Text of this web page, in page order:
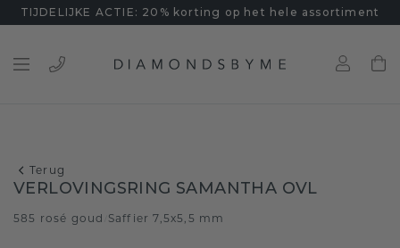
TIJDELIJKE ACTIE: 20% korting op het hele assortiment
Terug
VERLOVINGSRING SAMANTHA OVL
585 rosé goud Saffier 7,5x5,5 mm